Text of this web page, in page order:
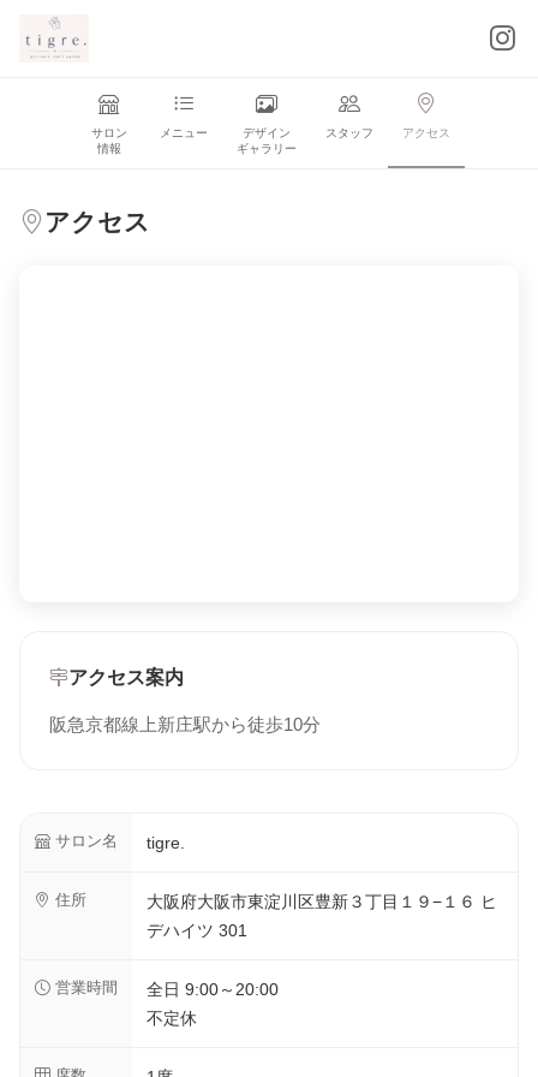
サロン
情報
メニュー
デザイン
ギャラリー
スタッフ アクセス
アクセス
アクセス案内
阪急京都線上新庄駅から徒歩10分
サロン名 tigre.
住所
大阪府大阪市東淀川区豊新３丁目１９−１６ ヒ
デハイツ 301
営業時間
全日 9:00～20:00
不定休